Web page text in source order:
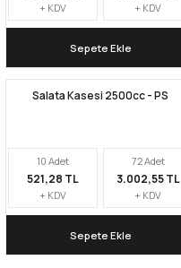
+ KDV + KDV
Sepete Ekle
Salata Kasesi 2500cc - PS
10 Adet
521,28 TL
+ KDV
72 Adet
3.002,55 TL
+ KDV
Sepete Ekle